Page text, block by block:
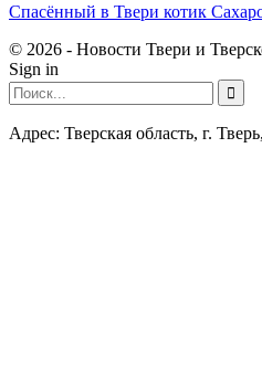
Спасённый в Твери котик
© 2026 - Новости Твери и
Sign in
Адрес: Тверская область, г.